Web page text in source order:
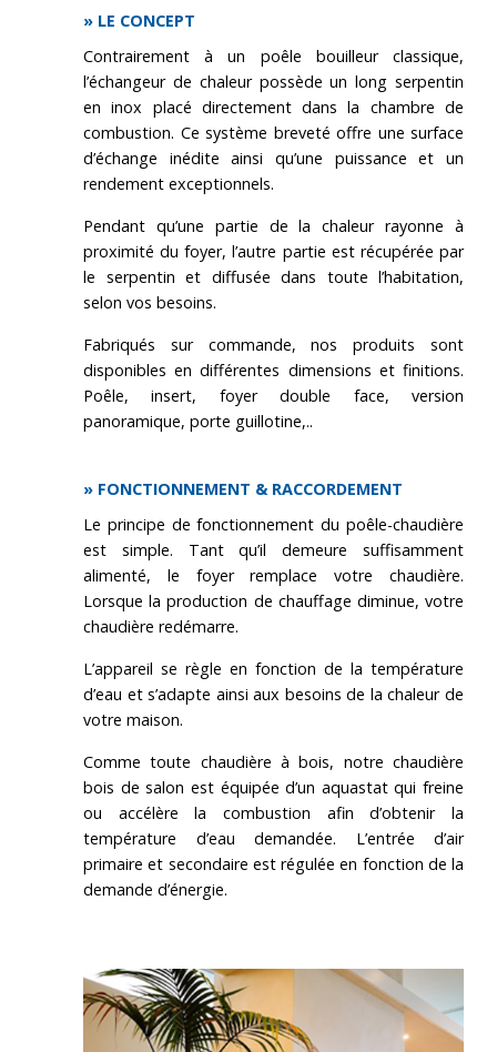
» LE CONCEPT
Contrairement à un poêle bouilleur classique,
l’échangeur de chaleur possède un long serpentin
en inox placé directement dans la chambre de
combustion. Ce système breveté offre une surface
d’échange inédite ainsi qu’une puissance et un
rendement exceptionnels.
Pendant qu’une partie de la chaleur rayonne à
proximité du foyer, l’autre partie est récupérée par
le serpentin et diffusée dans toute l’habitation,
selon vos besoins.
Fabriqués sur commande, nos produits sont
disponibles en différentes dimensions et finitions.
Poêle, insert, foyer double face, version
panoramique, porte guillotine,..
» FONCTIONNEMENT & RACCORDEMENT
Le principe de fonctionnement du poêle-chaudière
est simple. Tant qu’il demeure suffisamment
alimenté, le foyer remplace votre chaudière.
Lorsque la production de chauffage diminue, votre
chaudière redémarre.
L’appareil se règle en fonction de la température
d’eau et s’adapte ainsi aux besoins de la chaleur de
votre maison.
Comme toute chaudière à bois, notre chaudière
bois de salon est équipée d’un aquastat qui freine
ou accélère la combustion afin d’obtenir la
température d’eau demandée. L’entrée d’air
primaire et secondaire est régulée en fonction de la
demande d’énergie.